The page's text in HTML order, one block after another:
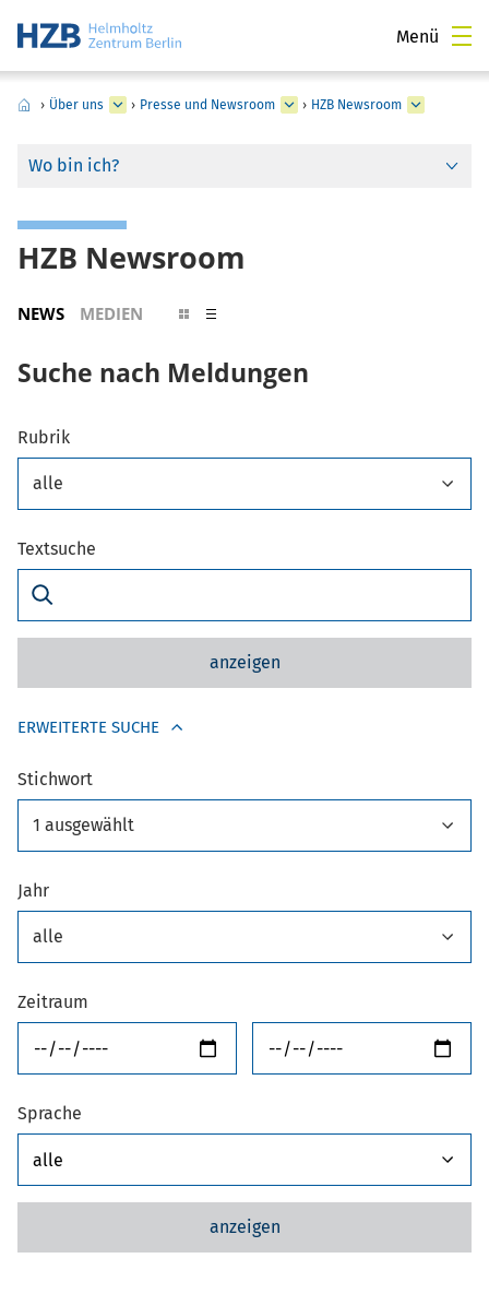
Menü
› Über uns › Presse und Newsroom › HZB Newsroom
Wo bin ich?
HZB Newsroom
NEWS MEDIEN
Suche nach Meldungen
Rubrik
alle
Textsuche
anzeigen
ERWEITERTE SUCHE
Stichwort
1 ausgewählt
Jahr
alle
Zeitraum
Sprache
anzeigen